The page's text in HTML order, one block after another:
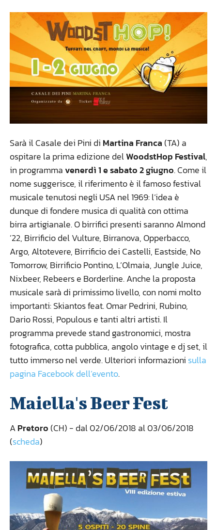
Sarà il Casale dei Pini di Martina Franca (TA) a
ospitare la prima edizione delWoodstHop Festival,
in programmavenerdì 1 e sabato 2 giugno. Come il
nome suggerisce, il riferimento è il famoso festival
musicale tenutosi negli USA nel 1969: l’idea è
dunque di fondere musica di qualità con ottima
birra artigianale. O birrifici presenti saranno Almond
’22, Birrificio del Vulture, Birranova, Opperbacco,
Argo, Altotevere, Birrificio dei Castelli, Eastside, No
Tomorrow, Birrificio Pontino, L’Olmaia, Jungle Juice,
Nixbeer, Rebeers e Borderline. Anche la proposta
musicale sarà di primissimo livello, con nomi molto
importanti: Skiantos feat. Omar Pedrini, Rubino,
Dario Rossi, Populous e tanti altri artisti. Il
programma prevede stand gastronomici, mostra
fotografica, cotta pubblica, angolo vintage e dj set, il
tutto immerso nel verde. Ulteriori informazioni sulla
pagina Facebook dell’evento.
Maiella's Beer Fest
APretoro (CH) - dal 02/06/2018 al 03/06/2018
(scheda)